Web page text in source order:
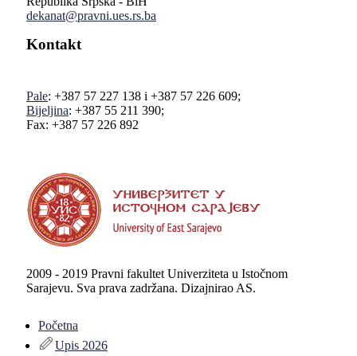
dekanat@pravni.ues.rs.ba
Kontakt
Pale: +387 57 227 138 i +387 57 226 609;
Bijeljina: +387 55 211 390;
Fax: +387 57 226 892
2009 - 2019 Pravni fakultet Univerziteta u Istočnom
Sarajevu. Sva prava zadržana. Dizajnirao AS.
Početna
Upis 2026